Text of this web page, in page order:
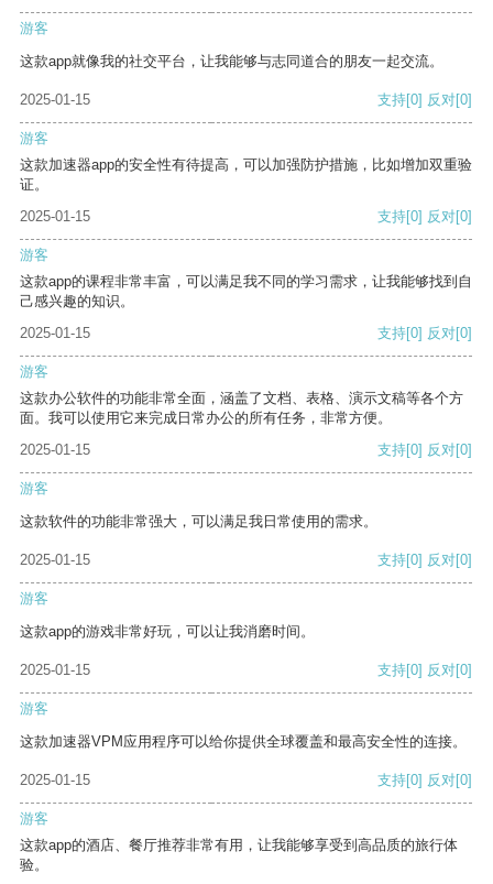
游客
这款app就像我的社交平台，让我能够与志同道合的朋友一起交流。
2025-01-15 支持[0] 反对[0]
游客
这款加速器app的安全性有待提高，可以加强防护措施，比如增加双重验
证。
2025-01-15
支持[0] 反对[0]
游客
这款app的课程非常丰富，可以满足我不同的学习需求，让我能够找到自
己感兴趣的知识。
2025-01-15
支持[0] 反对[0]
游客
这款办公软件的功能非常全面，涵盖了文档、表格、演示文稿等各个方
面。我可以使用它来完成日常办公的所有任务，非常方便。
2025-01-15
支持[0] 反对[0]
游客
这款软件的功能非常强大，可以满足我日常使用的需求。
2025-01-15 支持[0] 反对[0]
游客
这款app的游戏非常好玩，可以让我消磨时间。
2025-01-15 支持[0] 反对[0]
游客
这款加速器VPM应用程序可以给你提供全球覆盖和最高安全性的连接。
2025-01-15 支持[0] 反对[0]
游客
这款app的酒店、餐厅推荐非常有用，让我能够享受到高品质的旅行体
验。